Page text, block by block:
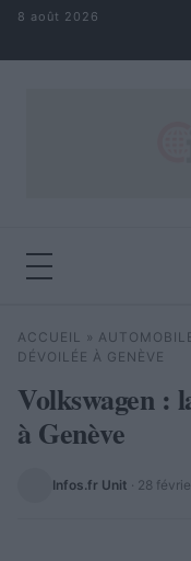
Aller au contenu
8 août 2026
Rechercher
ACCUEIL »
DÉVOILÉE À GENÈVE
Volkswagen :
à Genève
Infos.fr Unit · 28